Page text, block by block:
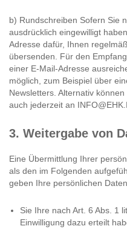
b) Rundschreiben Sofern Sie
ausdrücklich eingewilligt
Adresse dafür, Ihnen
übersenden. Für den
einer E-Mail-Adresse
möglich, zum Beispiel über
Newsletters. Alternativ
auch jederzeit an
3. Weitergabe von
Eine Übermittlung Ihrer
als den im Folgenden
geben Ihre persönlichen
Sie Ihre nach Art. 6 Abs. 1
Einwilligung dazu erteilt